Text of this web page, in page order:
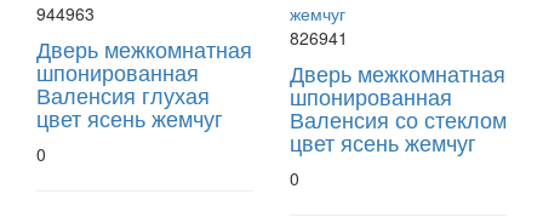
944963
Дверь межкомнатная
шпонированная
Валенсия глухая
цвет ясень жемчуг
0
826941
Дверь межкомнатная
шпонированная
Валенсия со стеклом
цвет ясень жемчуг
0